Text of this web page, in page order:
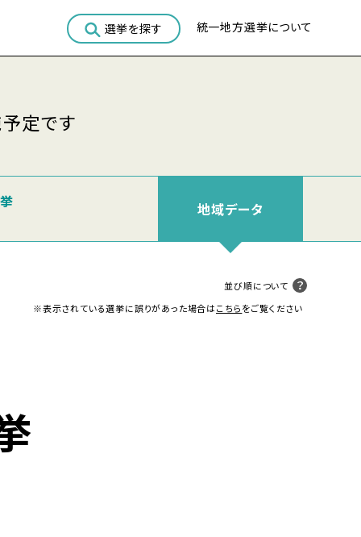
選挙を探す 統一地方選挙について
定です
地域データ
並び順について
※表示されている選挙に誤りがあった場合はこちらをご覧ください